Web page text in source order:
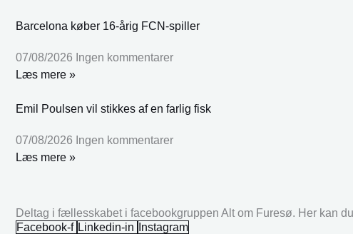
Barcelona køber 16-årig FCN-spiller
07/08/2026 Ingen kommentarer
Læs mere »
Emil Poulsen vil stikkes af en farlig fisk
07/08/2026 Ingen kommentarer
Læs mere »
Deltag i fællesskabet i facebookgruppen Alt om Furesø. Her kan
Facebook-f Linkedin-in
Instagram